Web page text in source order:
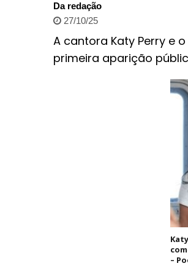
Da redação
27/10/25
A cantora Katy Perry e
primeira aparição
–